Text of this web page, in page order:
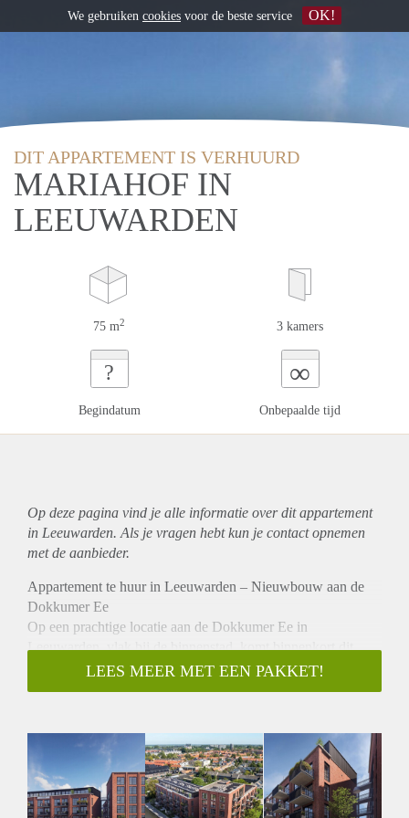
DIT APPARTEMENT IS VERHUURD
MARIAHOF IN
LEEUWARDEN
75 m2 3 kamers
?
Begindatum
∞
Onbepaalde tijd
Op deze pagina vind je alle informatie over ditappartement
in Leeuwarden. Als je vragen hebt kun je contact opnemen
met de aanbieder.
Appartement te huur in Leeuwarden – Nieuwbouw aan de
Dokkumer Ee
Op een prachtige locatie aan de Dokkumer Ee in
Leeuwarden, vlak bij de binnenstad, komt binnenkort dit
moderne nieuwbouwappartement beschikbaar voor verhuur.
Het 3-kamerappartement (circa 75 m²) ligt op de begane
Eestroom.
Unieke ligging aan het water
De woonkamer bevindt zich over de volledige breedte aan de
westzijde en heeft grote industriële raampartijen voor veel
LEES MEER MET EEN PAKKET!
We gebruiken cookies voor de beste service OK!